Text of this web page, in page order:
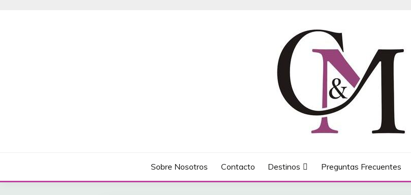
Sobre Nosotros Contacto Destinos Preguntas Frecuentes